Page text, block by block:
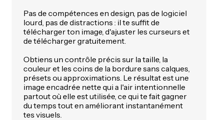
Pas de compétences en design, pas de logiciel
lourd, pas de distractions : il te suffit de
télécharger ton image, d'ajuster les curseurs et
de télécharger gratuitement.
Obtiens un contrôle précis sur la taille, la
couleur et les coins de la bordure sans calques,
présets ou approximations. Le résultat est une
image encadrée nette qui a l'air intentionnelle
partout où elle est utilisée, ce qui te fait gagner
du temps tout en améliorant instantanément
tes visuels.